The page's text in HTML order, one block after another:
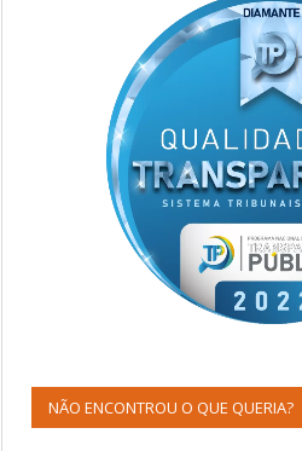
NÃO ENCONTROU O QUE QUERIA?